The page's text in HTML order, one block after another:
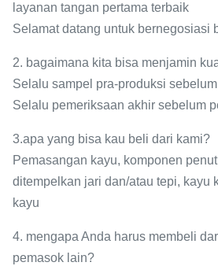
layanan tangan pertama terbaik
Selamat datang untuk bernegosiasi
2. bagaimana kita bisa menjamin
Selalu sampel pra-produksi
Selalu pemeriksaan akhir sebelum
3.apa yang bisa kau beli dari kami?
Pemasangan kayu, komponen
ditempelkan jari dan/atau tepi, kayu
kayu
4. mengapa Anda harus membeli
pemasok lain?